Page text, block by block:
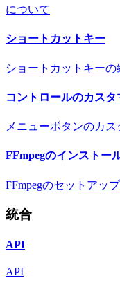
について
ショートカットキー
ショートカットキーの
コントロールのカスタ
メニューボタンのカ
FFmpegのインストー
FFmpegのセットアップ
統合
API
API